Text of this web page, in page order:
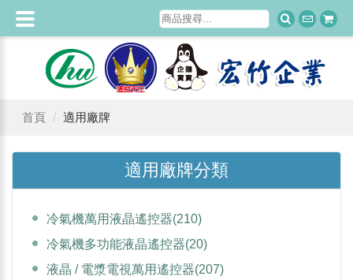
首頁 適用廠牌
適用廠牌分類
冷氣機萬用液晶遙控器(210)
冷氣機多功能液晶遙控器(20)
液晶 / 電漿電視萬用遙控器(207)